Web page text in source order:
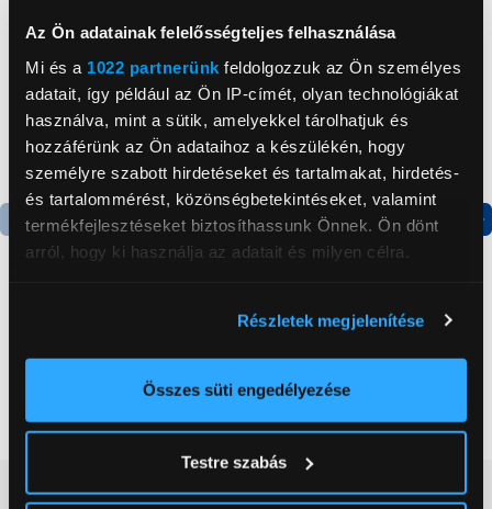
Az Ön adatainak felelősségteljes felhasználása
Mi és a 1022 partnerünk feldolgozzuk az Ön személyes
adatait, így például az Ön IP-címét, olyan technológiákat
használva, mint a sütik, amelyekkel tárolhatjuk és
hozzáférünk az Ön adataihoz a készülékén, hogy
személyre szabott hirdetéseket és tartalmakat, hirdetés-
és tartalommérést, közönségbetekintéseket, valamint
termékfejlesztéseket biztosíthassunk Önnek. Ön dönt
arról, hogy ki használja az adatait és milyen célra.
elhelyezkedéséről pár méteres pontossággal
Az Ön készülékén beazonosítása annak konkrét
módjairól és adja meg preferenciáit aRészletek
pontban. Bármikor módosíthatja vagy visszavonhatja a
Részletek megjelenítése
Összes süti engedélyezése
Testre szabás
Termék adatlap
Roline 21.15.0945 UTP
10 999 Ft
Vásárlói vélemények(0)